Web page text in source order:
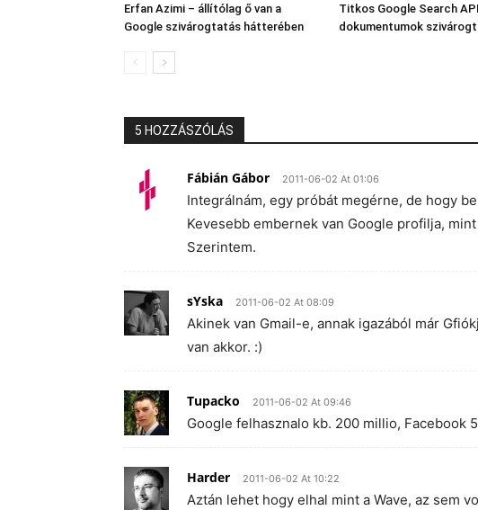
Erfan Azimi – állítólag ő van a
Google szivárogtatás hátterében
Titkos Google Search API
dokumentumok
5 HOZZÁSZÓLÁS
Fábián Gábor 2011-06-02 At 01:06
Integrálnám, egy próbát megérne, de hogy
Kevesebb embernek van Google profilja,
Szerintem.
sYska 2011-06-02 At 08:09
Akinek van Gmail-e, annak igazából már
van akkor. :)
Tupacko 2011-06-02 At 09:46
Google felhasznalo kb. 200 millio, Facebook
Harder 2011-06-02 At 10:22
Aztán lehet hogy elhal mint a Wave, az sem